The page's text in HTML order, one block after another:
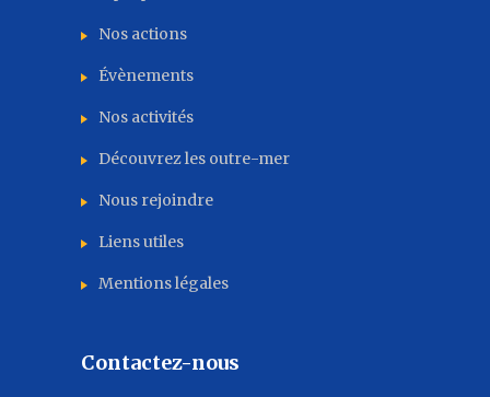
Nos actions
Évènements
Nos activités
Découvrez les outre-mer
Nous rejoindre
Liens utiles
Mentions légales
Contactez-nous